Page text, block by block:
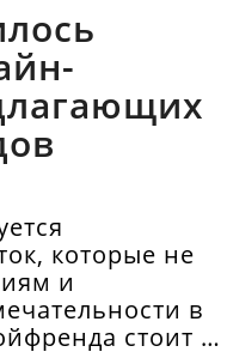
которые не
и
в
стоит в